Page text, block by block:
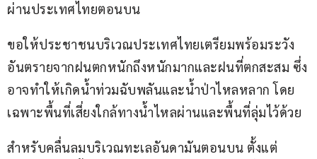
ผ่านประเทศไทยตอนบน
ขอให้ประชาชนบริเวณประเทศไทยเตรียมพร้อมระวัง
อันตรายจากฝนตกหนักถึงหนักมากและฝนที่ตกสะสม ซึ่ง
อาจทำให้เกิดน้ำท่วมฉับพลันและน้ำป่าไหลหลาก โดย
เฉพาะพื้นที่เสี่ยงใกล้ทางน้ำไหลผ่านและพื้นที่ลุ่มไว้ด้วย
สำหรับคลื่นลมบริเวณทะเลอันดามันตอนบน ตั้งแต่